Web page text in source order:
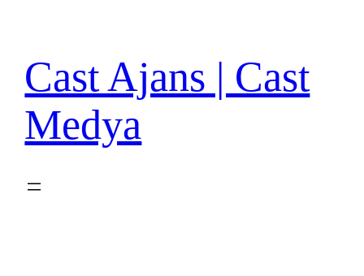
Cast Ajans | Cast
Medya